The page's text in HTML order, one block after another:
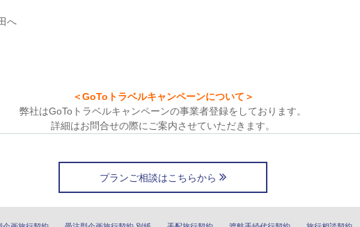
へ
＜GoToトラベルキャンペーンについて＞
弊社はGoToトラベルキャンペーンの事業者登録をしております。
詳細はお問合せの際にご案内させていただきます。
プランご相談はこちらから